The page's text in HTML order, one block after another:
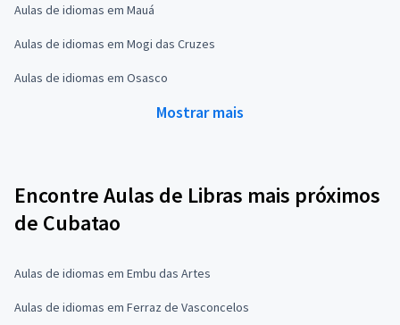
Aulas de idiomas em Mauá
Aulas de idiomas em Mogi das Cruzes
Aulas de idiomas em Osasco
Mostrar mais
Encontre Aulas de Libras mais próximos
de Cubatao
Aulas de idiomas em Embu das Artes
Aulas de idiomas em Ferraz de Vasconcelos